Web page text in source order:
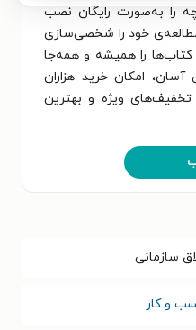
را به‌صورت رایگان نصب
خود را شخصی‌سازی
را همیشه و همه‌جا
امکان خرید هزاران
ویژه و بهترین
سازمانی
و کار